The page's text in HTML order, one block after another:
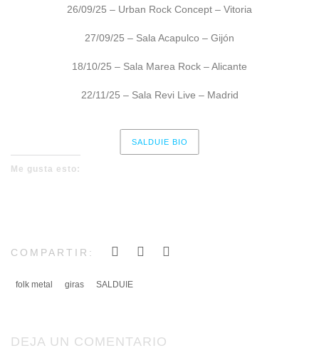
26/09/25 – Urban Rock Concept – Vitoria
27/09/25 – Sala Acapulco – Gijón
18/10/25 – Sala Marea Rock – Alicante
22/11/25 – Sala Revi Live – Madrid
SALDUIE BIO
Me gusta esto:
COMPARTIR:
folk metal giras SALDUIE
DEJA UN COMENTARIO